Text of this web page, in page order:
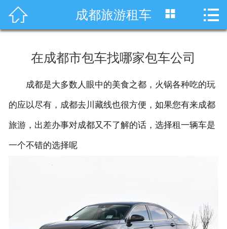
 首页
川藏线租车
服务项目
关于我们
 成都旅游租车  
在成都市包车找哪家包车公司
成都是大多数人眼中的美食之都，火锅各种吃的玩
的应以尽有，成都去川藏线也很方便，如果您有来成都
旅游，出差办事对成都又不了解的话，选择租一辆车是
一个不错的选择呢